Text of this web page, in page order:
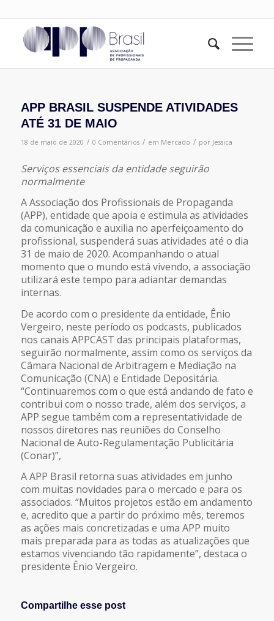
APP BRASIL SUSPENDE ATIVIDADES
ATÉ 31 DE MAIO
18 de maio de 2020 / 0 Comentários / em Mercado / por Jessica
Serviços essenciais da entidade seguirão
normalmente
A Associação dos Profissionais de Propaganda
(APP), entidade que apoia e estimula as atividades
da comunicação e auxilia no aperfeiçoamento do
profissional, suspenderá suas atividades até o dia
31 de maio de 2020. Acompanhando o atual
momento que o mundo está vivendo, a associação
utilizará este tempo para adiantar demandas
internas.
De acordo com o presidente da entidade, Ênio
Vergeiro, neste período os podcasts, publicados
nos canais APPCAST das principais plataformas,
seguirão normalmente, assim como os serviços da
Câmara Nacional de Arbitragem e Mediação na
Comunicação (CNA) e Entidade Depositária.
“Continuaremos com o que está andando de fato e
contribui com o nosso trade, além dos serviços, a
APP segue também com a representatividade de
nossos diretores nas reuniões do Conselho
Nacional de Auto-Regulamentação Publicitária
(Conar)”,
A APP Brasil retorna suas atividades em junho
com muitas novidades para o mercado e para os
associados. “Muitos projetos estão em andamento
e, acredito que a partir do próximo mês, teremos
as ações mais concretizadas e uma APP muito
mais preparada para as todas as atualizações que
estamos vivenciando tão rapidamente”, destaca o
presidente Ênio Vergeiro.
Compartilhe esse post